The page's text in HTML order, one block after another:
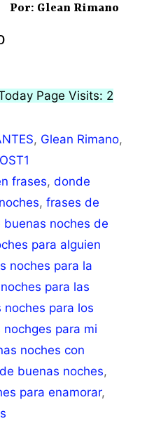
Por: Glean Rimano
Page Visits: 2
, Glean Rimano,
frases,donde
, frases de
buenas noches de
para alguien
noches para la
para las
para los
para mi
noches con
buenas noches,
para enamorar,